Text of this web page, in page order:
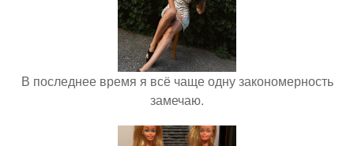
В последнее время я всё чаще одну закономерность
замечаю.